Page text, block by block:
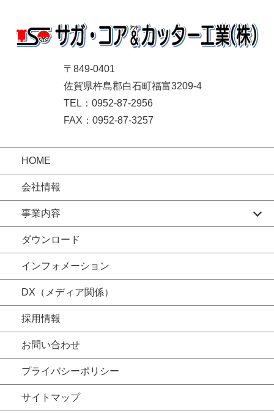
〒849-0401
佐賀県杵島郡白石町福富3209-4
TEL：0952-87-2956
FAX：0952-87-3257
HOME
会社情報
事業内容
ダウンロード
インフォメーション
DX（メディア関係）
採用情報
お問い合わせ
プライバシーポリシー
サイトマップ